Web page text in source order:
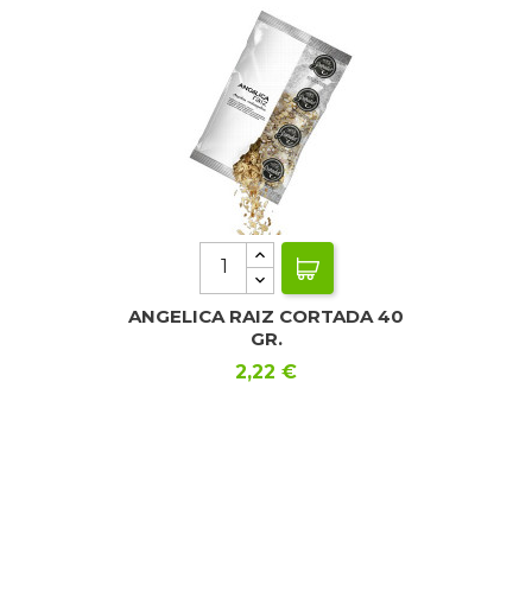
ANGELICA RAIZ CORTADA 40
GR.
Precio
2,22 €